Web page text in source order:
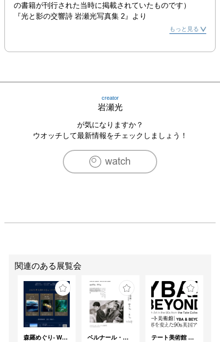
の書籍が刊行された当時に掲載されていたものです）
『光と影の交響詩 岩瀬光写真集 2』より
もっと見る
creator
岩瀬光
が気になりますか？
ウオッチして最新情報をチェックしましょう！
関連のある展覧会
森羅めぐり- Wandering in Shinra - ベルナール・ビュフェと写真 ーカメラがとらえたビュフェとその時代、そして21 世紀へ テート美術館 ― YBA & BEYOND 世界を変えた90s英国アート